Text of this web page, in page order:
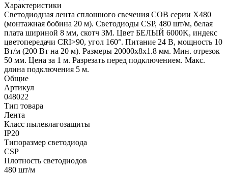
Характеристики
Светодиодная лента сплошного свечения COB серии X480
(монтажная бобина 20 м). Светодиоды CSP, 480 шт/м, белая
плата шириной 8 мм, скотч 3M. Цвет БЕЛЫЙ 6000K, индекс
цветопередачи CRI>90, угол 160°. Питание 24 В, мощность 10
Вт/м (200 Вт на 20 м). Размеры 20000х8х1.8 мм. Мин. отрезок
50 мм. Цена за 1 м. Разрезать перед подключением. Макс.
длина подключения 5 м.
Общие
Артикул
048022
Тип товара
Лента
Класс пылевлагозащиты
IP20
Типоразмер светодиода
CSP
Плотность светодиодов
480 шт/м